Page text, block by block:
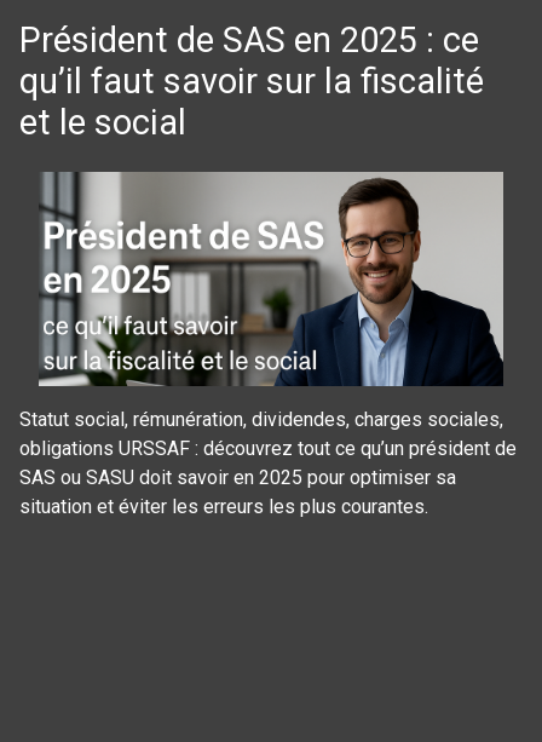
Président de SAS en 2025 : ce
qu’il faut savoir sur la fiscalité
et le social
Statut social, rémunération, dividendes, charges sociales,
obligations URSSAF : découvrez tout ce qu’un président de
SAS ou SASU doit savoir en 2025 pour optimiser sa
situation et éviter les erreurs les plus courantes.